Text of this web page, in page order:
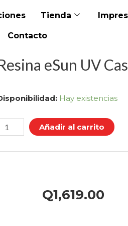
Tienda
Contacto
eSun UV
Hay existencias
UV
Añadir al carrito
Q1,619.00